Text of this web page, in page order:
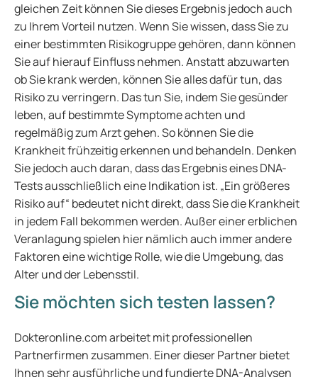
gleichen Zeit können Sie dieses Ergebnis jedoch auch
zu Ihrem Vorteil nutzen. Wenn Sie wissen, dass Sie zu
einer bestimmten Risikogruppe gehören, dann können
Sie auf hierauf Einfluss nehmen. Anstatt abzuwarten
ob Sie krank werden, können Sie alles dafür tun, das
Risiko zu verringern. Das tun Sie, indem Sie gesünder
leben, auf bestimmte Symptome achten und
regelmäßig zum Arzt gehen. So können Sie die
Krankheit frühzeitig erkennen und behandeln. Denken
Sie jedoch auch daran, dass das Ergebnis eines DNA-
Tests ausschließlich eine Indikation ist. „Ein größeres
Risiko auf“ bedeutet nicht direkt, dass Sie die Krankheit
in jedem Fall bekommen werden. Außer einer erblichen
Veranlagung spielen hier nämlich auch immer andere
Faktoren eine wichtige Rolle, wie die Umgebung, das
Alter und der Lebensstil.
Sie möchten sich testen lassen?
Dokteronline.com arbeitet mit professionellen
Partnerfirmen zusammen. Einer dieser Partner bietet
Ihnen sehr ausführliche und fundierte DNA-Analysen